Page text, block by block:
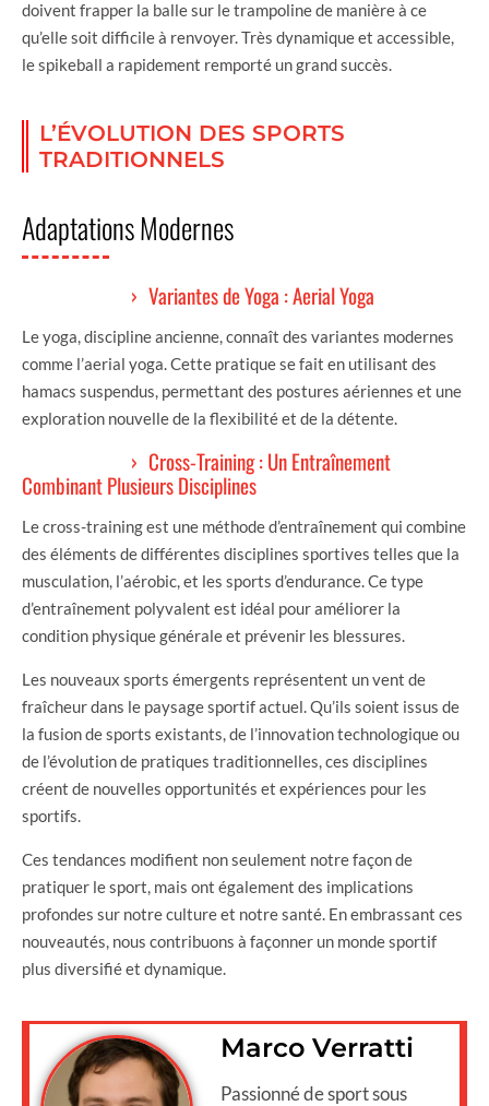
doivent frapper la balle sur le trampoline de manière à ce
qu’elle soit difficile à renvoyer. Très dynamique et accessible,
le spikeball a rapidement remporté un grand succès.
L’ÉVOLUTION DES SPORTS
TRADITIONNELS
Adaptations Modernes
Variantes de Yoga : Aerial Yoga
Le yoga, discipline ancienne, connaît des variantes modernes
comme l’aerial yoga. Cette pratique se fait en utilisant des
hamacs suspendus, permettant des postures aériennes et une
exploration nouvelle de la flexibilité et de la détente.
Cross-Training : Un Entraînement
Combinant Plusieurs Disciplines
Le cross-training est une méthode d’entraînement qui combine
des éléments de différentes disciplines sportives telles que la
musculation, l’aérobic, et les sports d’endurance. Ce type
d’entraînement polyvalent est idéal pour améliorer la
condition physique générale et prévenir les blessures.
Les nouveaux sports émergents représentent un vent de
fraîcheur dans le paysage sportif actuel. Qu’ils soient issus de
la fusion de sports existants, de l’innovation technologique ou
de l’évolution de pratiques traditionnelles, ces disciplines
créent de nouvelles opportunités et expériences pour les
sportifs.
Ces tendances modifient non seulement notre façon de
pratiquer le sport, mais ont également des implications
profondes sur notre culture et notre santé. En embrassant ces
nouveautés, nous contribuons à façonner un monde sportif
plus diversifié et dynamique.
Marco Verratti
Passionné de sport sous